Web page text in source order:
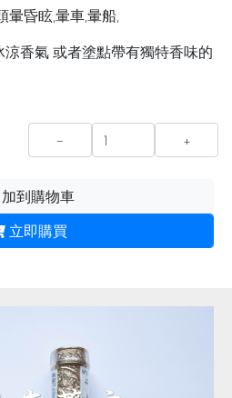
暈昏眩,暈車,暈船,
香氣 或者塗點帶有獨特香味的
- +
加到購物車
立即購買